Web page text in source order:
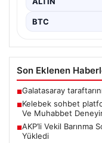
BTC
Son Eklenen
■Galatasaray
■Kelebek sohbet
Ve Muhabbet
■AKP’li Vekil
Yükledi